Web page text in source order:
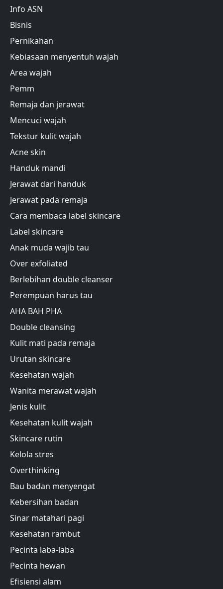
Info ASN
Bisnis
Pernikahan
Kebiasaan menyentuh wajah
Area wajah
Pemm
Remaja dan jerawat
Mencuci wajah
Tekstur kulit wajah
Acne skin
Handuk mandi
Jerawat dari handuk
Jerawat pada remaja
Cara membaca label skincare
Label skincare
Anak muda wajib tau
Over exfoliated
Berlebihan double cleanser
Perempuan harus tau
AHA BAH PHA
Double cleansing
Kulit mati pada remaja
Urutan skincare
Kesehatan wajah
Wanita merawat wajah
Jenis kulit
Kesehatan kulit wajah
Skincare rutin
Kelola stres
Overthinking
Bau badan menyengat
Kebersihan badan
Sinar matahari pagi
Kesehatan rambut
Pecinta laba-laba
Pecinta hewan
Efisiensi alam